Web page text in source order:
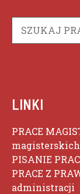
LINKI
PRACE
magisterskich
PISANIE PRAC
PRACE Z
administracji